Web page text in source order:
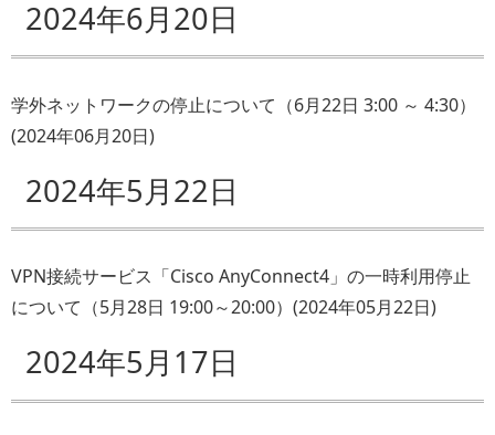
2024年6月20日
学外ネットワークの停止について（6月22日 3:00 ～ 4:30）
(2024年06月20日)
2024年5月22日
VPN接続サービス「Cisco AnyConnect4」の一時利用停止
について（5月28日 19:00～20:00） (2024年05月22日)
2024年5月17日